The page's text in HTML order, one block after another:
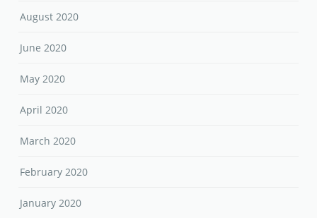
August 2020
June 2020
May 2020
April 2020
March 2020
February 2020
January 2020